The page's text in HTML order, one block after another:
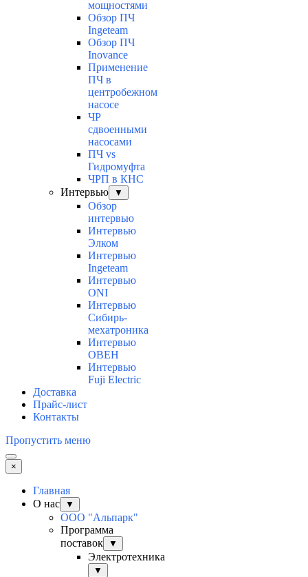
мощностями
Обзор ПЧ
Ingeteam
Обзор ПЧ
Inovance
Применение
ПЧ в
центробежном
насосе
ЧР
сдвоенными
насосами
ПЧ vs
Гидромуфта
ЧРП в КНС
Интервью
▼
Обзор
интервью
Интервью
Элком
Интервью
Ingeteam
Интервью
ONI
Интервью
Сибирь-
мехатроника
Интервью
ОВЕН
Интервью
Fuji Electric
Доставка
Прайс-лист
Контакты
Пропустить меню
×
Главная
О нас
▼
ООО "Альпарк"
Программа
поставок
▼
Электротехника
▼